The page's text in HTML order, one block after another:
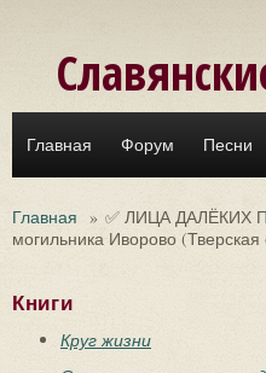
Главная Форум Песни
Главная » ✅ ЛИЦА ДАЛЁКИХ
могильника Иворово
Книги
Круг жизни